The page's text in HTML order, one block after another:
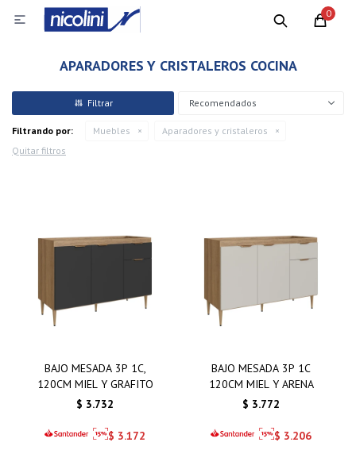
0

APARADORES Y CRISTALEROS COCINA
Recomendados
Filtrando por: Muebles
Aparadores y cristaleros
Quitar filtros
BAJO MESADA 3P 1C,
120CM MIEL Y GRAFITO
$ 3.732
$ 3.172
BAJO MESADA 3P 1C
120CM MIEL Y ARENA
$ 3.772
$ 3.206